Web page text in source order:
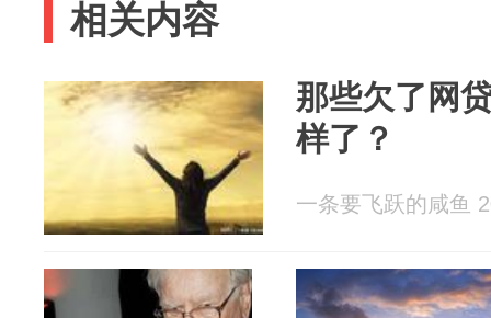
相关内容
那些欠了网
样了？
一条要飞跃的咸鱼